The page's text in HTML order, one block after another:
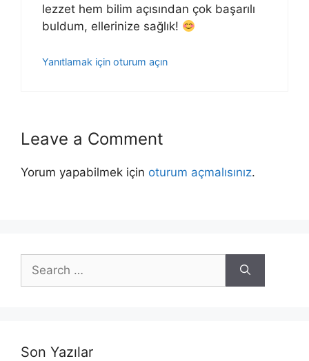
lezzet hem bilim açısından çok başarılı
buldum, ellerinize sağlık!
Yanıtlamak için oturum açın
Leave a Comment
Yorum yapabilmek için oturum açmalısınız.
for:
Son Yazılar